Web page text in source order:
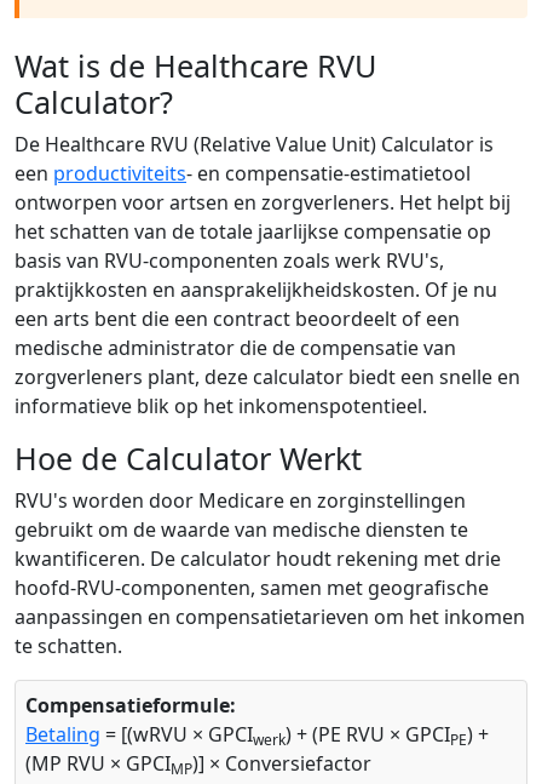
Wat is de Healthcare RVU
Calculator?
De Healthcare RVU (Relative Value Unit) Calculator is
een productiviteits- en compensatie-estimatietool
ontworpen voor artsen en zorgverleners. Het helpt bij
het schatten van de totale jaarlijkse compensatie op
basis van RVU-componenten zoals werk RVU's,
praktijkkosten en aansprakelijkheidskosten. Of je nu
een arts bent die een contract beoordeelt of een
medische administrator die de compensatie van
zorgverleners plant, deze calculator biedt een snelle en
informatieve blik op het inkomenspotentieel.
Hoe de Calculator Werkt
RVU's worden door Medicare en zorginstellingen
gebruikt om de waarde van medische diensten te
kwantificeren. De calculator houdt rekening met drie
hoofd-RVU-componenten, samen met geografische
aanpassingen en compensatietarieven om het inkomen
te schatten.
Compensatieformule:
Betaling = [(wRVU × GPCIwerk) + (PE RVU × GPCIPE) +
(MP RVU × GPCIMP)] × Conversiefactor